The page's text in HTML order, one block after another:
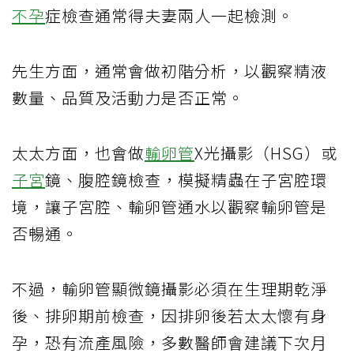
不孕症檢查通常得夫妻兩人一起檢測。
先生方面，通常會做初階分析，以觀察精液
數量、品質及活動力是否正常。
太太方面，也會做輸卵管X光攝影（HSG）或
子宮鏡、腹腔鏡檢查，模擬精蟲在子宮腔環
境，讓子宮腔、輸卵管通水以觀察輸卵管是
否暢通。
不過，輸卵管顯微鏡攝影必須在生理期乾淨
後、排卵期前檢查，因排卵後若太太懷有身
孕，恐有流產風險，多數醫師會建議下次月